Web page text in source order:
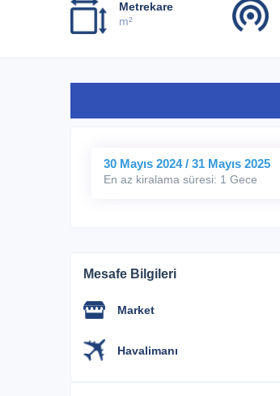
Metrekare
m²
30 Mayıs 2024 / 31 Mayıs 2025
En az kiralama süresi: 1 Gece
Mesafe Bilgileri
Market
Havalimanı